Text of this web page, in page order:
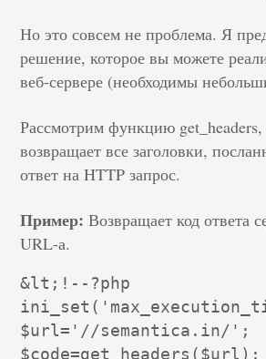
Но это совсем не проблема. Я
решение, которое вы можете
веб-сервере (необходимы
Рассмотрим функцию get_headers,
возвращает все заголовки,
ответ на HTTP запрос.
Пример: Возвращает код ответа
URL-а.
&lt;!--?php
$url='//semantica.in/';
$code=get_headers($url);